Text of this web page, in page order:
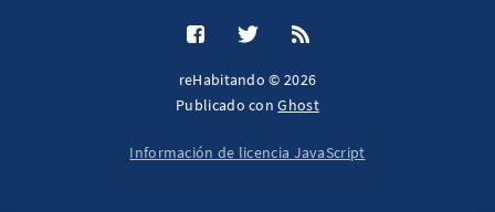
reHabitando © 2026
Publicado conGhost
Información de licencia JavaScript